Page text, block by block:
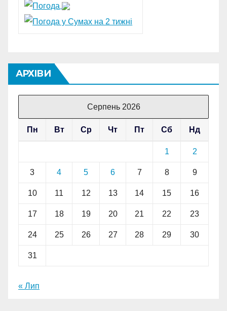
АРХІВИ
Серпень 2026
Пн Вт Ср Чт Пт Сб Нд
1 2
3 4 5 6 7 8 9
10 11 12 13 14 15 16
17 18 19 20 21 22 23
24 25 26 27 28 29 30
31
« Лип